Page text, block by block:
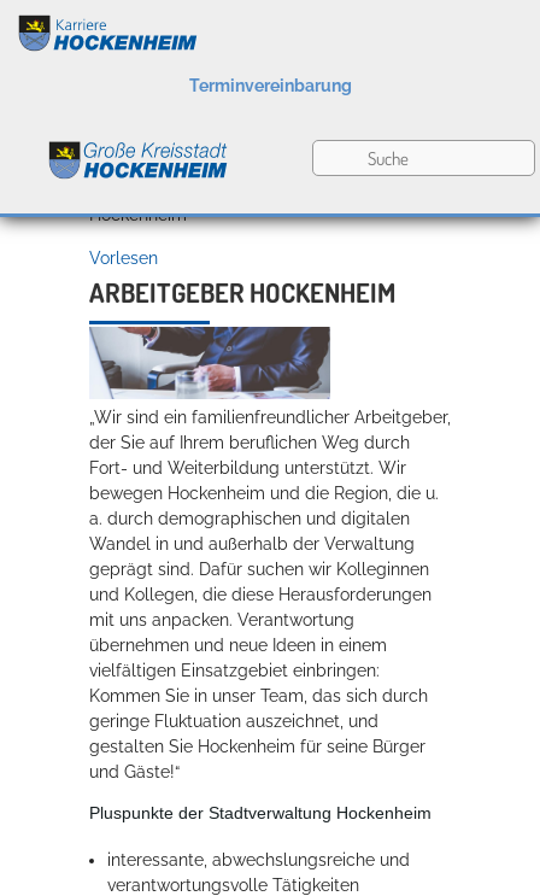
Berufsbilder
Ausbildung und
Praktika
O-Töne
Terminvereinbarung
Karriere in Hockenheim
Karriere in Hockenheim
Hockenheim
Vorlesen
ARBEITGEBER HOCKENHEIM
„Wir sind ein familienfreundlicher Arbeitgeber,
der Sie auf Ihrem beruflichen Weg durch
Fort- und Weiterbildung unterstützt. Wir
bewegen Hockenheim und die Region, die u.
a. durch demographischen und digitalen
Wandel in und außerhalb der Verwaltung
geprägt sind. Dafür suchen wir Kolleginnen
und Kollegen, die diese Herausforderungen
mit uns anpacken. Verantwortung
übernehmen und neue Ideen in einem
vielfältigen Einsatzgebiet einbringen:
Kommen Sie in unser Team, das sich durch
geringe Fluktuation auszeichnet, und
gestalten Sie Hockenheim für seine Bürger
und Gäste!“
Pluspunkte der Stadtverwaltung Hockenheim
interessante, abwechslungsreiche und
verantwortungsvolle Tätigkeiten